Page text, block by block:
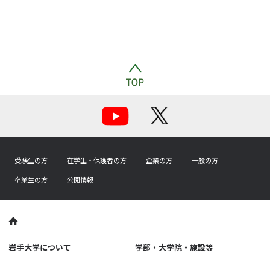
受験生の方 在学生・保護者の方 企業の方
一般の方
卒業生の方
公開情報
岩手大学について 学部・大学院・施設等